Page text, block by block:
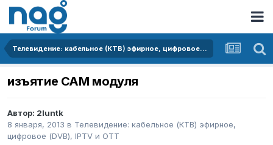
Телевидение: кабельное (КТВ) эфирное, цифровое (DVB), IPTV и OTT
изъятие CAM модуля
Автор: 2luntk
8 января, 2013 в Телевидение: кабельное (КТВ) эфирное,
цифровое (DVB), IPTV и OTT